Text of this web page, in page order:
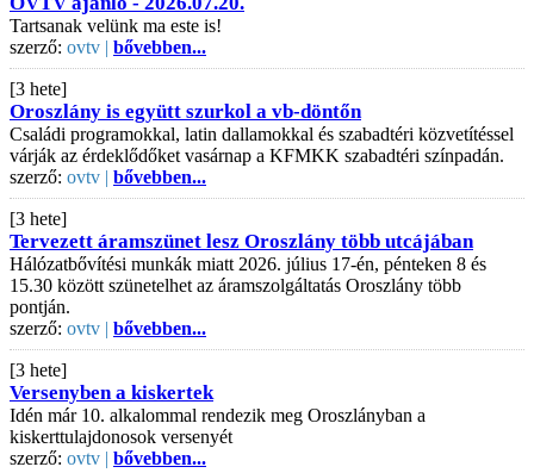
Tartsanak velünk ma este is!
szerző: ovtv | bővebben...
[3 hete]
Oroszlány is együtt szurkol a vb-döntőn
Családi programokkal, latin dallamokkal és szabadtéri közvetítéssel
várják az érdeklődőket vasárnap a KFMKK szabadtéri színpadán.
szerző: ovtv | bővebben...
[3 hete]
Tervezett áramszünet lesz Oroszlány több utcájában
Hálózatbővítési munkák miatt 2026. július 17-én, pénteken 8 és
15.30 között szünetelhet az áramszolgáltatás Oroszlány több
pontján.
szerző: ovtv | bővebben...
[3 hete]
Versenyben a kiskertek
Idén már 10. alkalommal rendezik meg Oroszlányban a
kiskerttulajdonosok versenyét
szerző: ovtv | bővebben...